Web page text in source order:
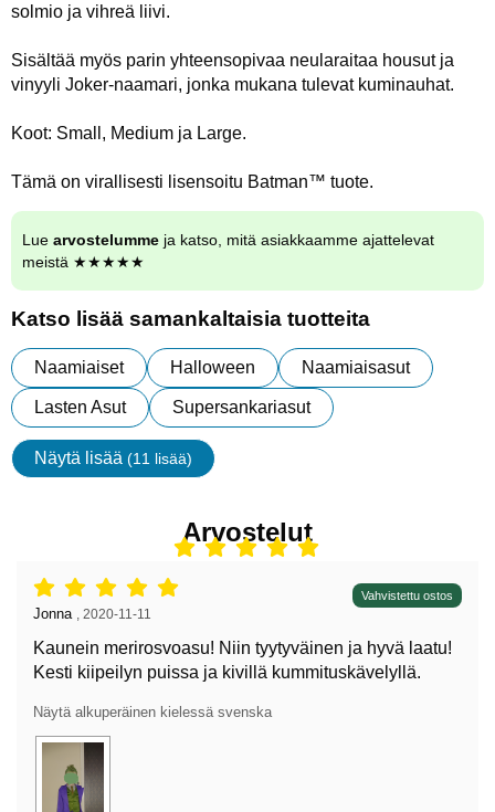
solmio ja vihreä liivi.
Sisältää myös parin yhteensopivaa neularaitaa housut ja
vinyyli Joker-naamari, jonka mukana tulevat kuminauhat.
Koot: Small, Medium ja Large.
Tämä on virallisesti lisensoitu Batman™ tuote.
Lue arvostelumme ja katso, mitä asiakkaamme ajattelevat
meistä ★★★★★
Katso lisää samankaltaisia tuotteita
Naamiaiset Halloween Naamiaisasut
Lasten Asut Supersankariasut
Näytä lisää (11 lisää)
ominaisuudet
Arvostelut
Arvostelu: 5 tähdet / 5, Vahvistettu ostos
Arvostelun kirjoittaja:
Jonna 2020-11-11
Kaunein merirosvoasu! Niin tyytyväinen ja hyvä laatu!
Kesti kiipeilyn puissa ja kivillä kummituskävelyllä.
Näytä alkuperäinen kielessä svenska